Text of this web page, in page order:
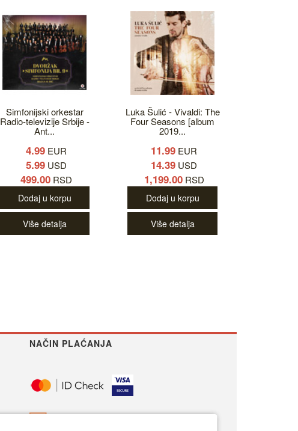
Simfonijski orkestar
Radio-televizije Srbije -
Ant...
4.99EUR
5.99USD
499.00RSD
Dodaj u korpu
Više detalja
Luka Šulić - Vivaldi: The
Four Seasons [album
2019...
11.99 EUR
14.39 USD
1,199.00RSD
Dodaj u korpu
Više detalja
NAČIN PLAĆANJA